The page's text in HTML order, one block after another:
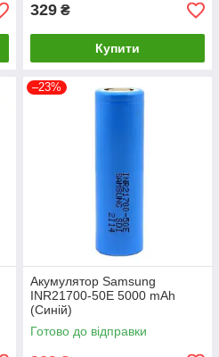
329 ₴
Купити
–23%
Акумулятор Samsung
INR21700-50E 5000 mAh
(Синій)
Готово до відправки